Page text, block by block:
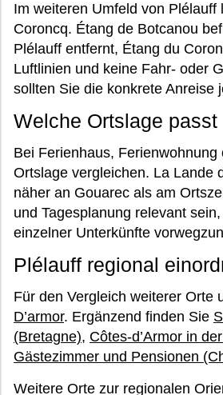
Im weiteren Umfeld von
Coroncq. Étang de Botcanou
Plélauff entfernt, Étang du
Luftlinien und keine Fahr- oder
sollten Sie die konkrete Anreise
Welche Ortslage
Bei Ferienhaus,
Ortslage vergleichen. La Lande
näher an Gouarec als am
und Tagesplanung relevant
einzelner Unterkünfte
Plélauff regional
Für den Vergleich weiterer Orte
D’armor. Ergänzend finden Sie
(Bretagne), Côtes-d’Armor in
Gästezimmer und Pensionen
Weitere Orte zur regionalen